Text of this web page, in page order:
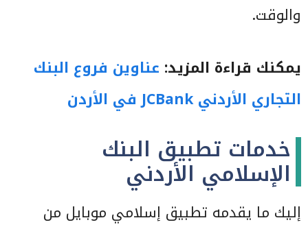
والوقت.
يمكنك قراءة المزيد: عناوين فروع البنك
التجاري الأردني JCBank في الأردن
خدمات تطبيق البنك
الإسلامي الأردني
إليك ما يقدمه تطبيق إسلامي موبايل من